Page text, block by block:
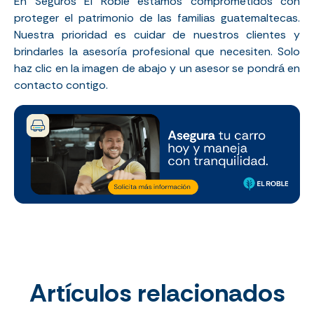
proteger el patrimonio de las familias guatemaltecas.
Nuestra prioridad es cuidar de nuestros clientes y
brindarles la asesoría profesional que necesiten. Solo
haz clic en la imagen de abajo y un asesor se pondrá en
contacto contigo.
Artículos relacionados